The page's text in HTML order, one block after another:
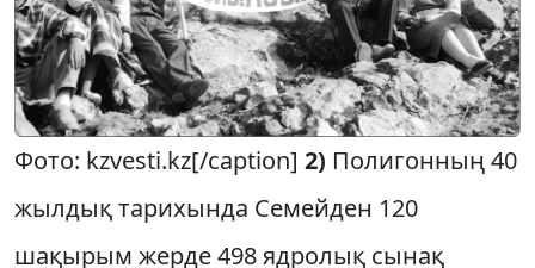
Фото: kzvesti.kz[/caption] 2) Полигонның 40
жылдық тарихында Семейден 120
шақырым жерде 498 ядролық сынақ